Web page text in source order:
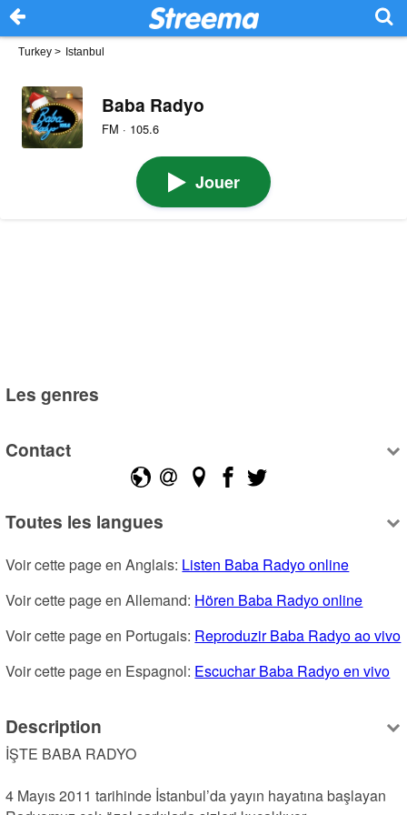
Turkey > Istanbul
Baba Radyo
FM · 105.6
Jouer
Les genres
Contact
Toutes les langues
Voir cette page en Anglais: Listen Baba Radyo online
Voir cette page en Allemand: Hören Baba Radyo online
Voir cette page en Portugais: Reproduzir Baba Radyo ao vivo
Voir cette page en Espagnol: Escuchar Baba Radyo en vivo
Description
İŞTE BABA RADYO
4 Mayıs 2011 tarihinde İstanbul’da yayın hayatına başlayan